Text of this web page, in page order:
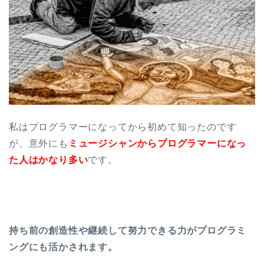
私はプログラマーになってから初めて知ったのです
が、意外にも ミュージシャンからプログラマーになっ
た人はかなり多いです。
持ち前の創造性や継続して努力できる力がプログラミ
ングにも活かされます。